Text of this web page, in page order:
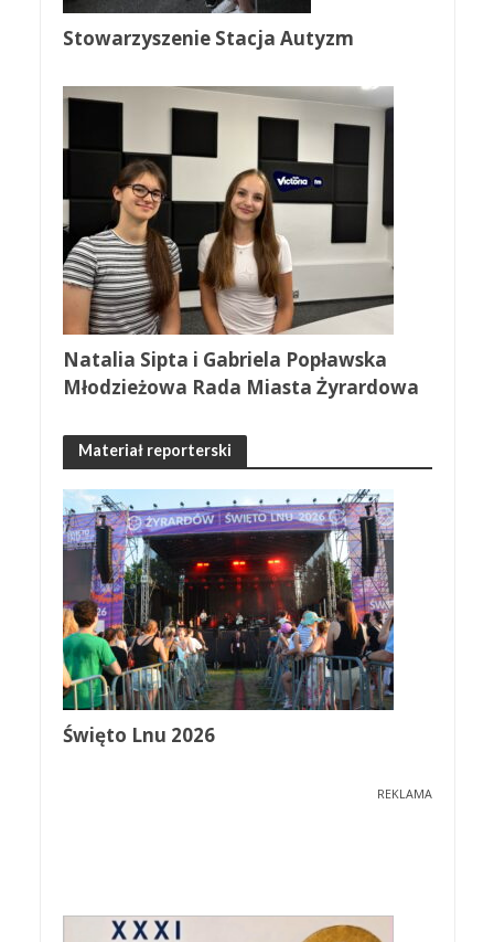
Stowarzyszenie Stacja Autyzm
Natalia Sipta i Gabriela Popławska
Młodzieżowa Rada Miasta Żyrardowa
Materiał reporterski
Święto Lnu 2026
REKLAMA